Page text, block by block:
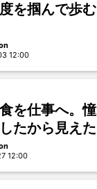
を掴んで歩
12:00
を仕事へ。
たから見え
12:00